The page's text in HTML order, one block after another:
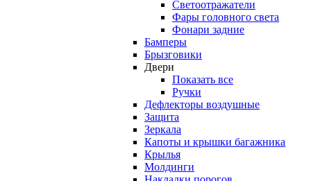
Светоотражатели
Фары головного света
Фонари задние
Бамперы
Брызговики
Двери
Показать все
Ручки
Дефлекторы воздушные
Защита
Зеркала
Капоты и крышки багажника
Крылья
Молдинги